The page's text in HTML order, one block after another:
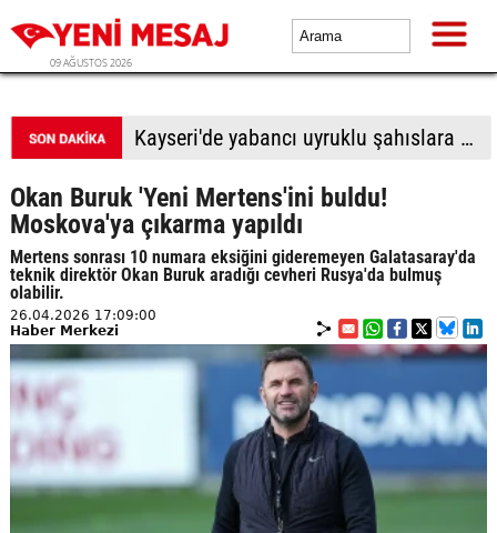
09 AĞUSTOS 2026
BTP Antalya İl Başkanlığından yoğun mesai: İl binasında ve Manavgat'ta üye buluşmaları
Okan Buruk 'Yeni Mertens'ini buldu!
Moskova'ya çıkarma yapıldı
Mertens sonrası 10 numara eksiğini gideremeyen Galatasaray'da
teknik direktör Okan Buruk aradığı cevheri Rusya'da bulmuş
olabilir.
26.04.2026 17:09:00
Haber Merkezi